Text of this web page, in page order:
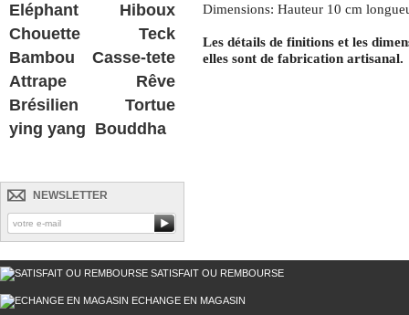
Eléphant
Hiboux
Chouette
Teck
Bambou
Casse-tete
Attrape Rêve
Brésilien
Tortue
ying yang Bouddha
NEWSLETTER
Dimensions: Hauteur 10 cm
Les détails de finitions et les
elles sont de fabrication artisanal.
SATISFAIT OU REMBOURSE
ECHANGE EN MAGASIN